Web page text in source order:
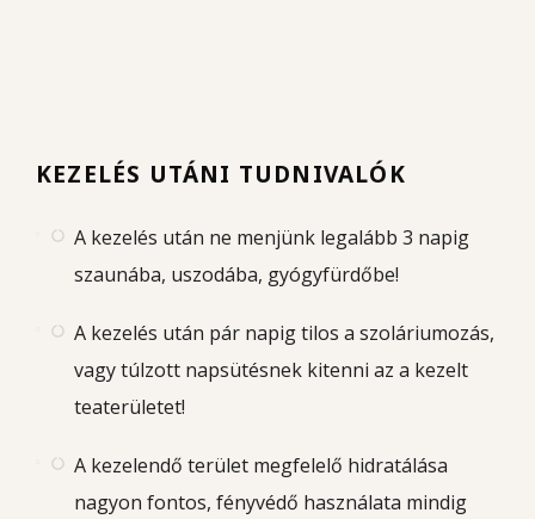
KEZELÉS UTÁNI TUDNIVALÓK
A kezelés után ne menjünk legalább 3 napig
szaunába, uszodába, gyógyfürdőbe!
A kezelés után pár napig tilos a szoláriumozás,
vagy túlzott napsütésnek kitenni az a kezelt
teaterületet!
A kezelendő terület megfelelő hidratálása
nagyon fontos, fényvédő használata mindig